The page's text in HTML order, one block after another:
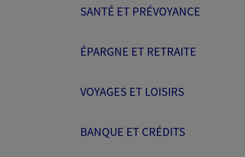
SANTÉ ET PRÉVOYANCE
ÉPARGNE ET RETRAITE
VOYAGES ET LOISIRS
BANQUE ET CRÉDITS